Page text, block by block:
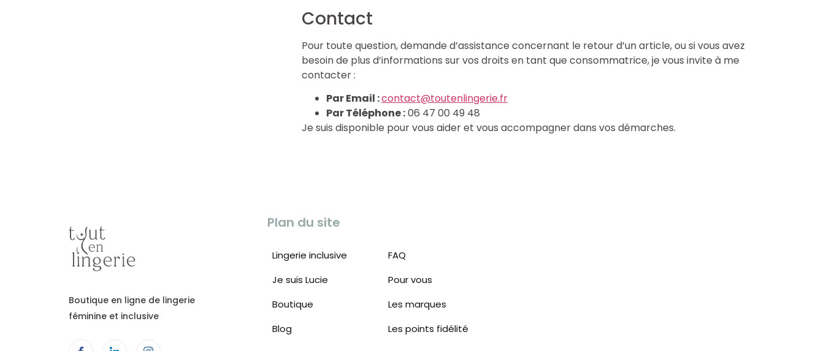
Contact
Pour toute question, demande d’assistance concernant le retour d’un article, ou si vous avez
besoin de plus d’informations sur vos droits en tant que consommatrice, je vous invite à me
contacter :
Par Email :contact@toutenlingerie.fr
Par Téléphone :06 47 00 49 48
Je suis disponible pour vous aider et vous accompagner dans vos démarches.
Boutique en ligne de lingerie
féminine et inclusive
Plan du site
Lingerie inclusive
Je suis Lucie
Boutique
Blog
FAQ
Pour vous
Les marques
Les points fidélité